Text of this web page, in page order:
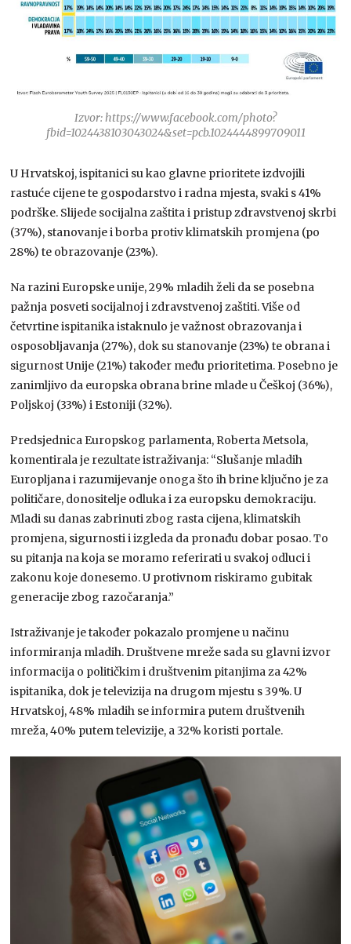
Izvor: https://www.facebook.com/photo?
fbid=1024438103043024&set=pcb.1024444899709011
U Hrvatskoj, ispitanici su kao glavne prioritete izdvojili
rastuće cijene te gospodarstvo i radna mjesta, svaki s 41%
podrške. Slijede socijalna zaštita i pristup zdravstvenoj skrbi
(37%), stanovanje i borba protiv klimatskih promjena (po
28%) te obrazovanje (23%).
Na razini Europske unije, 29% mladih želi da se posebna
pažnja posveti socijalnoj i zdravstvenoj zaštiti. Više od
četvrtine ispitanika istaknulo je važnost obrazovanja i
osposobljavanja (27%), dok su stanovanje (23%) te obrana i
sigurnost Unije (21%) također među prioritetima. Posebno je
zanimljivo da europska obrana brine mlade u Češkoj (36%),
Poljskoj (33%) i Estoniji (32%).
Predsjednica Europskog parlamenta, Roberta Metsola,
komentirala je rezultate istraživanja: “Slušanje mladih
Europljana i razumijevanje onoga što ih brine ključno je za
političare, donositelje odluka i za europsku demokraciju.
Mladi su danas zabrinuti zbog rasta cijena, klimatskih
promjena, sigurnosti i izgleda da pronađu dobar posao. To
su pitanja na koja se moramo referirati u svakoj odluci i
zakonu koje donesemo. U protivnom riskiramo gubitak
generacije zbog razočaranja.”
Istraživanje je također pokazalo promjene u načinu
informiranja mladih. Društvene mreže sada su glavni izvor
informacija o političkim i društvenim pitanjima za 42%
ispitanika, dok je televizija na drugom mjestu s 39%. U
Hrvatskoj, 48% mladih se informira putem društvenih
mreža, 40% putem televizije, a 32% koristi portale.